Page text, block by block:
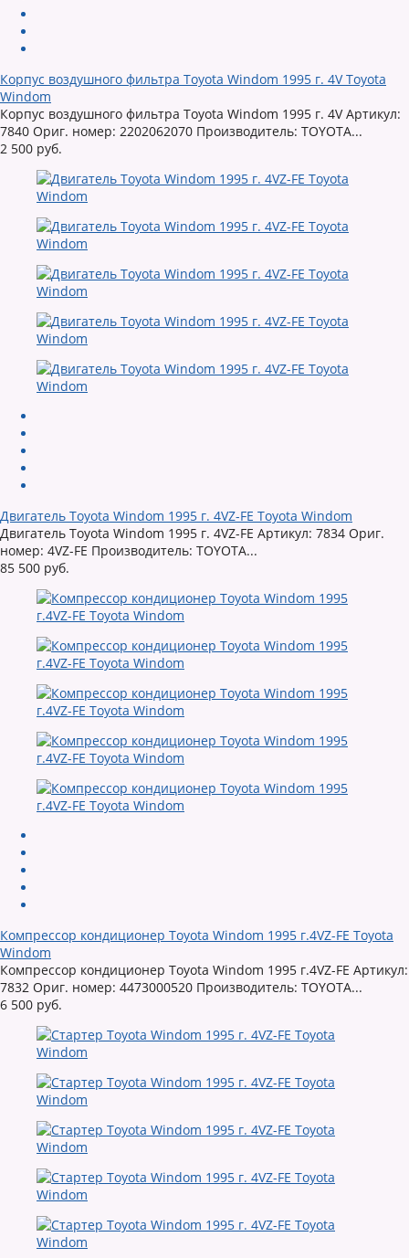
Корпус воздушного фильтра Toyota Windom 1995 г. 4V Toyota
Windom
Корпус воздушного фильтра Toyota Windom 1995 г. 4V Артикул:
7840 Ориг. номер: 2202062070 Производитель: TOYOTA...
2 500 руб.
Двигатель Toyota Windom 1995 г. 4VZ-FE Toyota Windom
Двигатель Toyota Windom 1995 г. 4VZ-FE Артикул: 7834 Ориг.
номер: 4VZ-FE Производитель: TOYOTA...
85 500 руб.
Компрессор кондиционер Toyota Windom 1995 г.4VZ-FE Toyota
Windom
Компрессор кондиционер Toyota Windom 1995 г.4VZ-FE Артикул:
7832 Ориг. номер: 4473000520 Производитель: TOYOTA...
6 500 руб.